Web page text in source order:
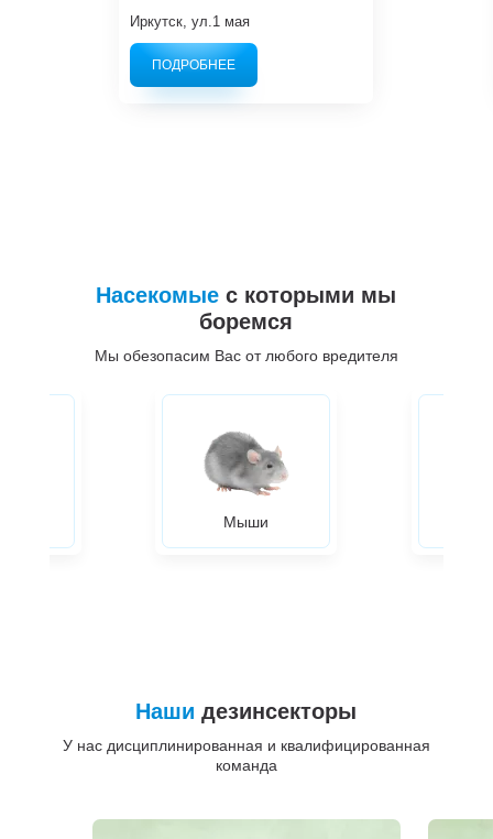
Иркутск, ул.1 мая
ПОДРОБНЕЕ
Насекомые с которыми мы
боремся
Мы обезопасим Вас от любого вредителя
Мыши
Наши дезинсекторы
У нас дисциплинированная и квалифицированная
команда